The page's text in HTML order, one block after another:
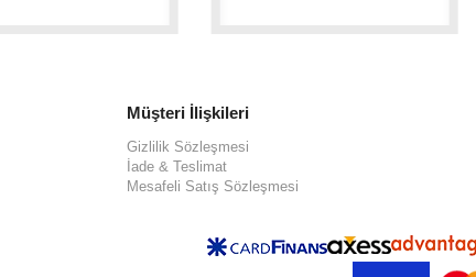
Müşteri İlişkileri
Gizlilik Sözleşmesi
İade & Teslimat
Mesafeli Satış Sözleşmesi